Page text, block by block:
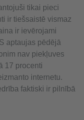
tikai pieci
ir tiešsaistē vismaz
ir ievērojami
aptaujas pēdējā
nav piekļuves
17 procenti
internetu.
faktiski ir pilnībā